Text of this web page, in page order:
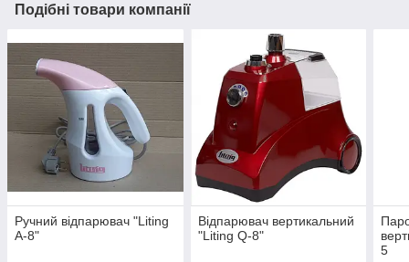
Подібні товари компанії
Ручний відпарювач "Liting
A-8"
Відпарювач вертикальний
"Liting Q-8"
5